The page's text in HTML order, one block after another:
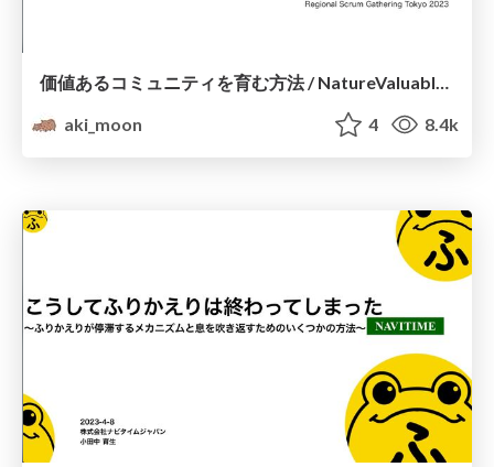
価値あるコミュニティを育む方法 / NatureValuableCommunity
aki_moon
4 8.4k